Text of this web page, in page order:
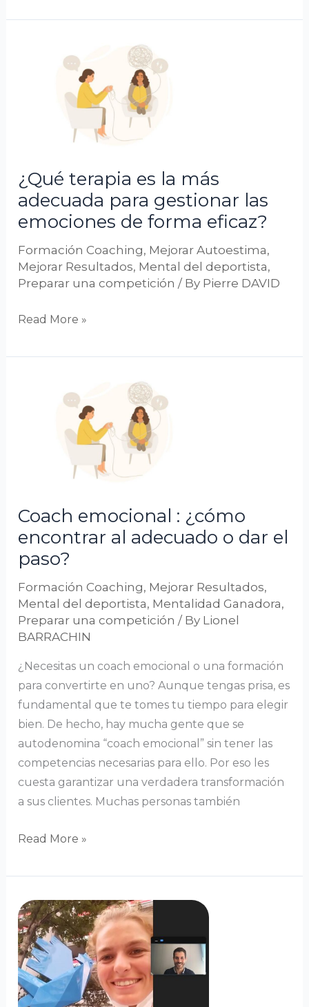
¿Qué terapia es la más
adecuada para gestionar las
emociones de forma eficaz?
Formación Coaching, Mejorar Autoestima,
Mejorar Resultados, Mental del deportista,
Preparar una competición / By Pierre DAVID
gestionar
las
emociones
forma
eficaz?
Read More »
Coach emocional : ¿cómo
encontrar al adecuado o dar el
paso?
Formación Coaching, Mejorar Resultados,
Mental del deportista, Mentalidad Ganadora,
Preparar una competición / By Lionel
BARRACHIN
¿Necesitas un coach emocional o una formación
para convertirte en uno? Aunque tengas prisa, es
fundamental que te tomes tu tiempo para elegir
bien. De hecho, hay mucha gente que se
autodenomina “coach emocional” sin tener las
competencias necesarias para ello. Por eso les
cuesta garantizar una verdadera transformación
a sus clientes. Muchas personas también
emocional
o
dar
el
Read More »
Preparador
mental
deportivo
:
cómo
encontrar